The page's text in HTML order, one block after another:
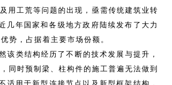
用工荒等问题的出现，亟需传统建筑业转
几年国家和各级地方政府陆续发布了大力
势，占据着主要市场份额。
类结构经历了不断的技术发展与提升，
同时预制梁、柱构件的施工普遍无法做到
用于新型连接节点以及新型框架结构，